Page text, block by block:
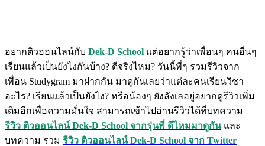
อยากติวออนไลน์กับ Dek-D School แต่อยากรู้ว่าเพื่อนๆ คนอื่นๆ
เรียนแล้วเป็นยังไงกันบ้าง? ดีจริงไหม? วันนี้พี่ๆ รวมรีวิวจาก
เพื่อน Studygram มาฝากกัน มาดูกันเลยว่าแต่ละคนเรียนวิชา
อะไร? เรียนแล้วเป็นยังไง? หรือน้องๆ ยังลังเลอยู่อยากดูรีวิวเพิ่ม
เติมอีกเพื่อความมั่นใจ สามารถเข้าไปอ่านรีวิวได้ที่บทความ
รีวิว ติวออนไลน์ Dek-D School จากรุ่นพี่ ดีไหมมาดูกัน และ
บทความ รวม รีวิว ติวออนไลน์ Dek-D School จาก Twitter